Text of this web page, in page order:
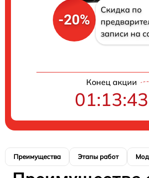
-20%
Скидка по
записи на
Конец акции
01:13:42
Преимущества Этапы работ